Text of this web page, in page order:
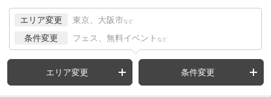
エリア変更 東京、大阪市 など
条件変更 フェス、無料イベント など
エリア変更 条件変更